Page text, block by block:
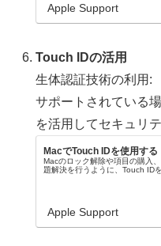
Apple Support
Touch IDの活用
生体認証技術の利用:
サポートされている
を活用してセキュリ
MacでTouch IDを使用する
Macのロック解除や項目の購入
題解決を行うように、Touch ID
Apple Support